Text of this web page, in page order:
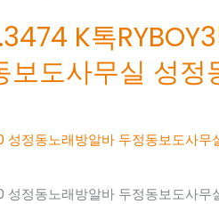
K톡
도사무실 성정
정동노래방알바 두정동보도사무
정동노래방알바 두정동보도사무